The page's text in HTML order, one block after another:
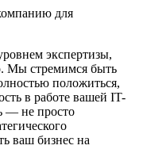
для
экспертизы,
Мы стремимся быть
положиться,
в работе вашей IT-
— не просто
ваш бизнес на